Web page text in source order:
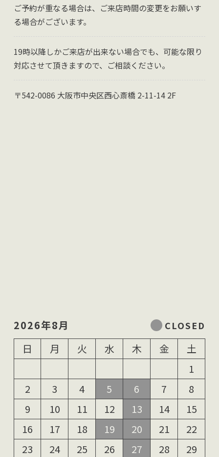
ご予約が重なる場合は、ご来店時間の変更をお願いす
る場合がございます。
19時以降しかご来店が出来ない場合でも、可能な限り
対応させて頂きますので、ご相談ください。
〒542-0086 大阪市中央区西心斎橋 2-11-14 2F
2026年8月
日
月 火 水 木 金
土
1
2
3 4 5 6 7
8
9
10 11 12 13 14
15
16
17 18 19 20 21
22
23
24 25 26 27 28
29